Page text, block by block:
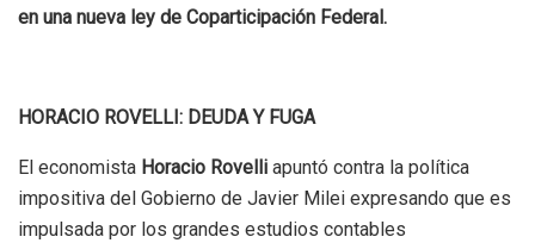
en una nueva ley de Coparticipación Federal.
HORACIO ROVELLI: DEUDA Y FUGA
El economista Horacio Rovelli apuntó contra la política
impositiva del Gobierno de Javier Milei expresando que es
impulsada por los grandes estudios contables